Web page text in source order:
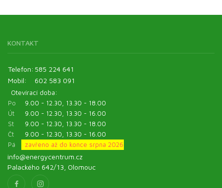
KONTAKT
Telefon: 585 224 641
Mobil:
602 583 091
Otevírací doba:
Po
9.00 - 12.30, 13.30 - 18.00
Út
9.00 - 12.30, 13.30 - 16.00
St
9.00 - 12.30, 13.30 - 18.00
Čt
9.00 - 12.30, 13.30 - 16.00
Pá
zavřeno až do konce srpna 2026
info@energycentrum.cz
Palackého 642/13, Olomouc